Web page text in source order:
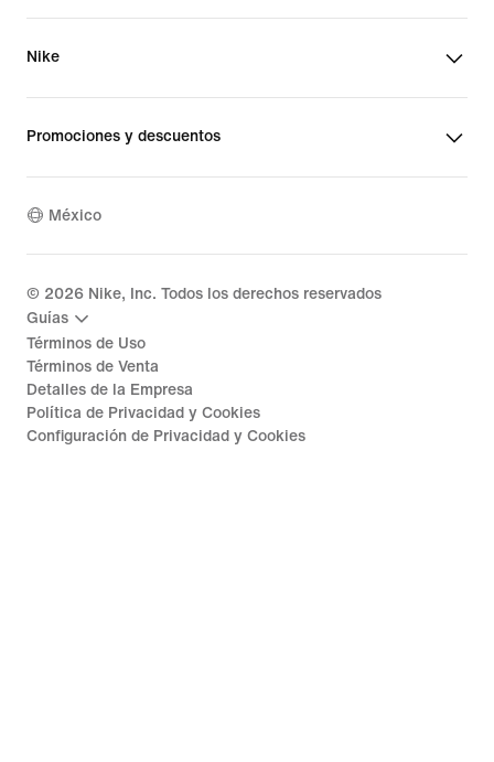
Nike
Promociones y descuentos
México
© 2026 Nike, Inc. Todos los derechos reservados
Guías
Términos de Uso
Términos de Venta
Detalles de la Empresa
Política de Privacidad y Cookies
Configuración de Privacidad y Cookies